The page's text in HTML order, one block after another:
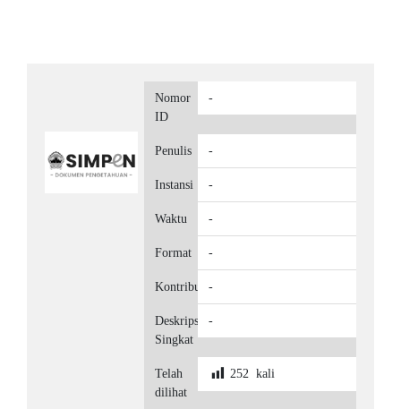
Nomor
ID
-
Penulis -
Instansi -
Waktu -
Format -
Kontributor
-
Deskripsi
Singkat
-
Telah
dilihat
252kali